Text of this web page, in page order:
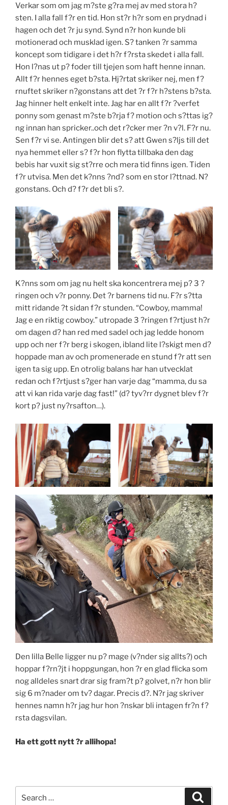
Verkar som om jag m?ste g?ra mej av med stora h?
sten. I alla fall f?r en tid. Hon st?r h?r som en prydnad i
hagen och det ?r ju synd. Synd n?r hon kunde bli
motionerad och musklad igen. S? tanken ?r samma
koncept som tidigare i det h?r f?rsta skedet i alla fall.
Hon l?nas ut p? foder till tjejen som haft henne innan.
Allt f?r hennes eget b?sta. Hj?rtat skriker nej, men f?
rnuftet skriker n?gonstans att det ?r f?r h?stens b?sta.
Jag hinner helt enkelt inte. Jag har en allt f?r ?verfet
ponny som genast m?ste b?rja f? motion och s?ttas ig?
ng innan han spricker..och det r?cker mer ?n v?l. F?r nu.
Sen f?r vi se. Antingen blir det s? att Gwen s?ljs till det
nya hemmet eller s? f?r hon flytta tillbaka den dag
bebis har vuxit sig st?rre och mera tid finns igen. Tiden
f?r utvisa. Men det k?nns ?nd? som en stor l?ttnad. N?
gonstans. Och d? f?r det bli s?.
K?nns som om jag nu helt ska koncentrera mej p? 3 ?
ringen och v?r ponny. Det ?r barnens tid nu. F?r s?tta
mitt ridande ?t sidan f?r stunden. “Cowboy, mamma!
Jag e en riktig cowboy.” utropade 3 ?ringen f?rtjust h?r
om dagen d? han red med sadel och jag ledde honom
upp och ner f?r berg i skogen, ibland lite l?skigt men d?
hoppade man av och promenerade en stund f?r att sen
igen ta sig upp. En otrolig balans har han utvecklat
redan och f?rtjust s?ger han varje dag “mamma, du sa
att vi kan rida varje dag fast!” (d? tyv?rr dygnet blev f?r
kort p? just ny?rsafton…).
Den lilla Belle ligger nu p? mage (v?nder sig allts?) och
hoppar f?rn?jt i hoppgungan, hon ?r en glad flicka som
nog alldeles snart drar sig fram?t p? golvet, n?r hon blir
sig 6 m?nader om tv? dagar. Precis d?. N?r jag skriver
hennes namn h?r jag hur hon ?nskar bli intagen fr?n f?
rsta dagsvilan.
Ha ett gott nytt ?r allihopa!